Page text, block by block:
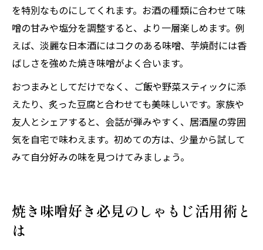
を特別なものにしてくれます。お酒の種類に合わせて味
噌の甘みや塩分を調整すると、より一層楽しめます。例
えば、淡麗な日本酒にはコクのある味噌、芋焼酎には香
ばしさを強めた焼き味噌がよく合います。
おつまみとしてだけでなく、ご飯や野菜スティックに添
えたり、炙った豆腐と合わせても美味しいです。家族や
友人とシェアすると、会話が弾みやすく、居酒屋の雰囲
気を自宅で味わえます。初めての方は、少量から試して
みて自分好みの味を見つけてみましょう。
焼き味噌好き必見のしゃもじ活用術と
は